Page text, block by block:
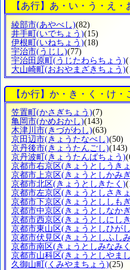
【あ行】あ・い・う・え・
綾部市(あやべし)(82)
井手町(いでちょう)(15)
伊根町(いねちょう)(18)
宇治市(うじし)(77)
宇治田原町(うじたわらちょう)
大山崎町(おおやまざきちょう)
【か行】か・き・く・け・
笠置町 (かさぎちょう)(7)
亀岡市(かめおかし)(143)
木津川市(きづがわし)(63)
京田辺市(きょうたなべし)
京丹後市(きょうたんごし)
京丹波町 (きょうたんばちょう)
京都市右京区(きょうとしうき
京都市上京区(きょうとしかみ
京都市北区(きょうとしきたく)
京都市左京区(きょうとしさき
京都市下京区(きょうとししも
京都市中京区(きょうとしなか
京都市西京区(きょうとしにし
京都市東山区(きょうとしひが
京都市伏見区(きょうとしふし
京都市南区(きょうとしみなみ
京都市山科区(きょうとしやま
久御山町 (くみやまちょう)